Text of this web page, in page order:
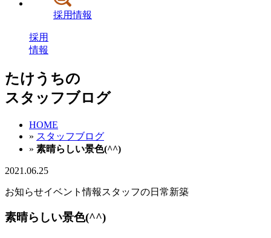
採用情報
採用
情報
たけうちの
スタッフブログ
HOME
» スタッフブログ
» 素晴らしい景色(^^)
2021.06.25
お知らせイベント情報 スタッフの日常新築
素晴らしい景色(^^)